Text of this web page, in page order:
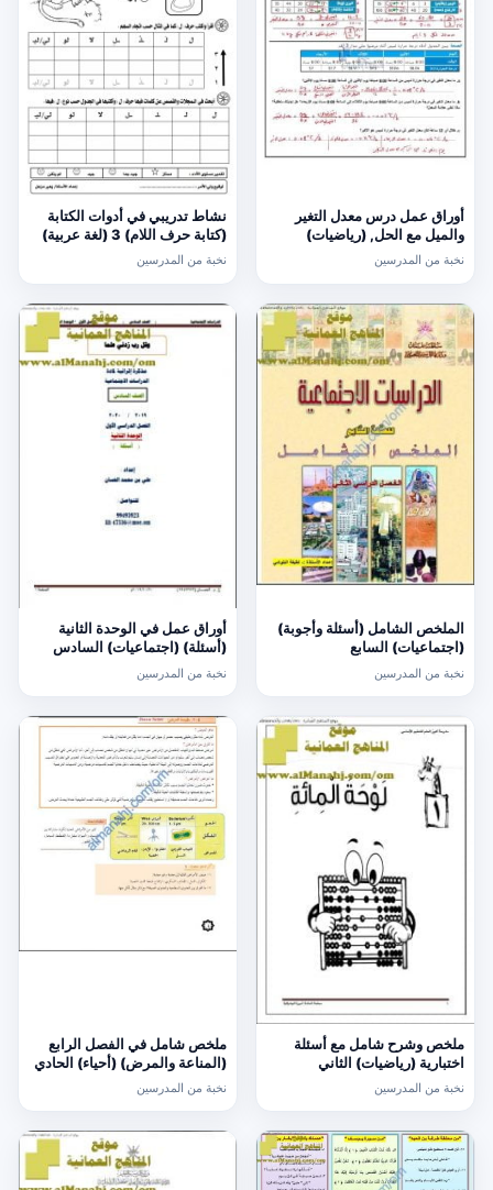
أوراق عمل درس معدل التغير
والميل مع الحل, (رياضيات)
الحادي عشر العام
نخبة من المدرسين
نشاط تدريبي في أدوات الكتابة
(كتابة حرف اللام) 3 (لغة عربية)
نخبة من المدرسين
الملخص الشامل (أسئلة وأجوبة)
(اجتماعيات) السابع
نخبة من المدرسين
أوراق عمل في الوحدة الثانية
(أسئلة) (اجتماعيات) السادس
نخبة من المدرسين
ملخص وشرح شامل مع أسئلة
اختبارية (رياضيات) الثاني
نخبة من المدرسين
ملخص شامل في الفصل الرابع
(المناعة والمرض) (أحياء) الحادي
نخبة من المدرسين